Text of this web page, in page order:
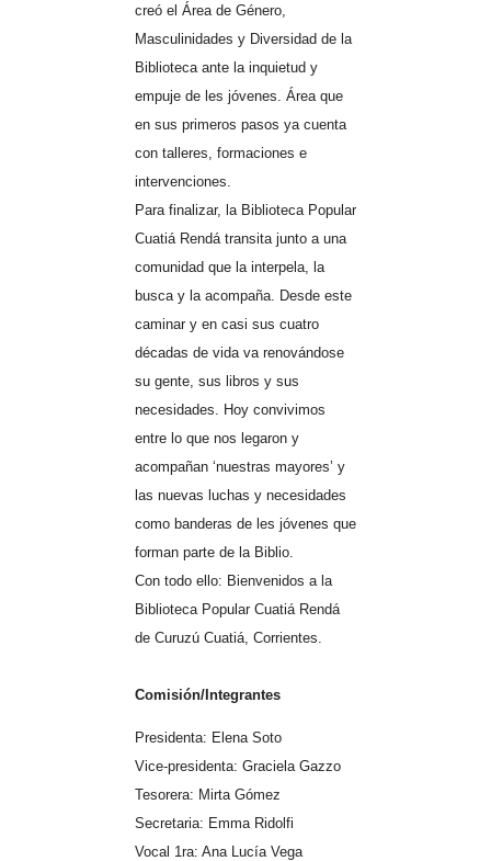
creó el Área de Género,
Masculinidades y Diversidad de la
Biblioteca ante la inquietud y
empuje de les jóvenes. Área que
en sus primeros pasos ya cuenta
con talleres, formaciones e
intervenciones.
Para finalizar, la Biblioteca Popular
Cuatiá Rendá transita junto a una
comunidad que la interpela, la
busca y la acompaña. Desde este
caminar y en casi sus cuatro
décadas de vida va renovándose
su gente, sus libros y sus
necesidades. Hoy convivimos
entre lo que nos legaron y
acompañan ‘nuestras mayores’ y
las nuevas luchas y necesidades
como banderas de les jóvenes que
forman parte de la Biblio.
Con todo ello: Bienvenidos a la
Biblioteca Popular Cuatiá Rendá
de Curuzú Cuatiá, Corrientes.
Comisión/Integrantes
Presidenta: Elena Soto
Vice-presidenta: Graciela Gazzo
Tesorera: Mirta Gómez
Secretaria: Emma Ridolfi
Vocal 1ra: Ana Lucía Vega